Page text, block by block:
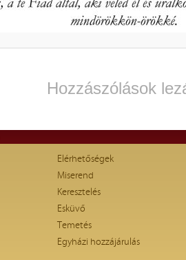
Hozzászólások
Elérhetőségek
Miserend
Keresztelés
Esküvő
Temetés
Egyházi hozzájárulás